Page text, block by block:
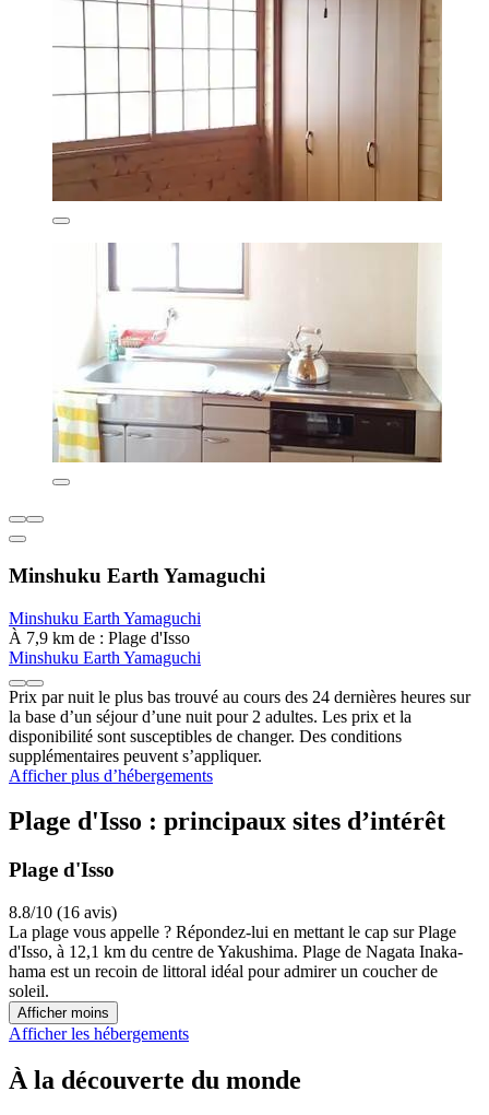
Minshuku Earth Yamaguchi
Minshuku Earth Yamaguchi
À 7,9 km de : Plage d'Isso
Minshuku Earth Yamaguchi
Prix par nuit le plus bas trouvé au cours des 24 dernières heures sur
la base d’un séjour d’une nuit pour 2 adultes. Les prix et la
disponibilité sont susceptibles de changer. Des conditions
supplémentaires peuvent s’appliquer.
Afficher plus d’hébergements
Plage d'Isso : principaux sites d’intérêt
Plage d'Isso
8.8/10 (16 avis)
La plage vous appelle ? Répondez-lui en mettant le cap sur Plage
d'Isso, à 12,1 km du centre de Yakushima. Plage de Nagata Inaka-
hama est un recoin de littoral idéal pour admirer un coucher de
soleil.
Afficher moins
Afficher les hébergements
À la découverte du monde